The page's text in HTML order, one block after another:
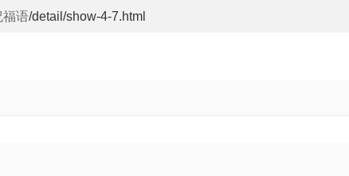
福语/detail/show-4-7.html